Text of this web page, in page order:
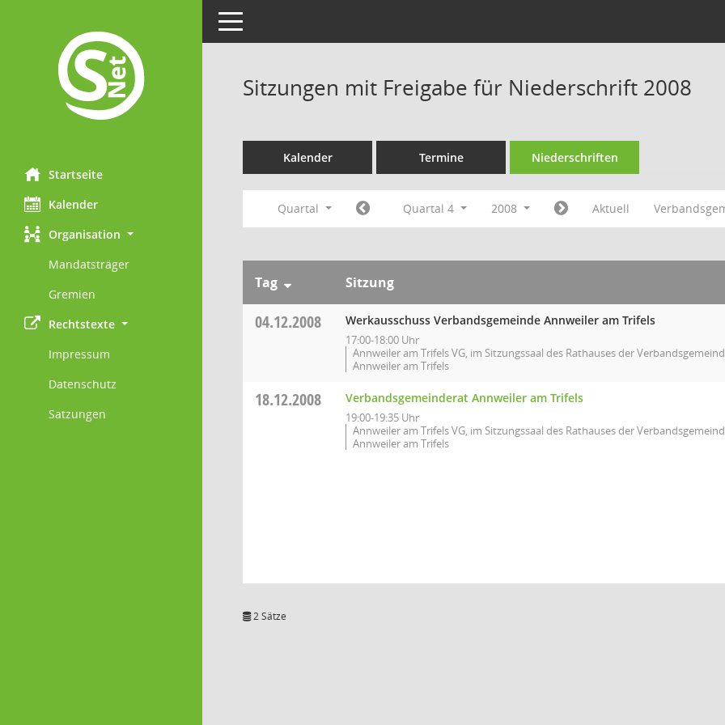
Startseite
Kalender
Organisation
Mandatsträger
Gremien
Rechtstexte
Impressum
Datenschutz
Satzungen
Toggle navigation
Sitzungen mit Freigabe für Niederschrift 2008
Kalender Termine Niederschriften
Quartal Quartal 4 2008 Aktuell
Tag Sitzung
04.12.2008 Werkausschuss Verbandsgemeinde Annweiler am Trifels
17:00-18:00 Uhr
Annweiler am Trifels VG, im Sitzungssaal des Rathauses der
Annweiler am Trifels
18.12.2008 Verbandsgemeinderat Annweiler am Trifels
19:00-19:35 Uhr
Annweiler am Trifels VG, im Sitzungssaal des Rathauses der
Annweiler am Trifels
2 Sätze